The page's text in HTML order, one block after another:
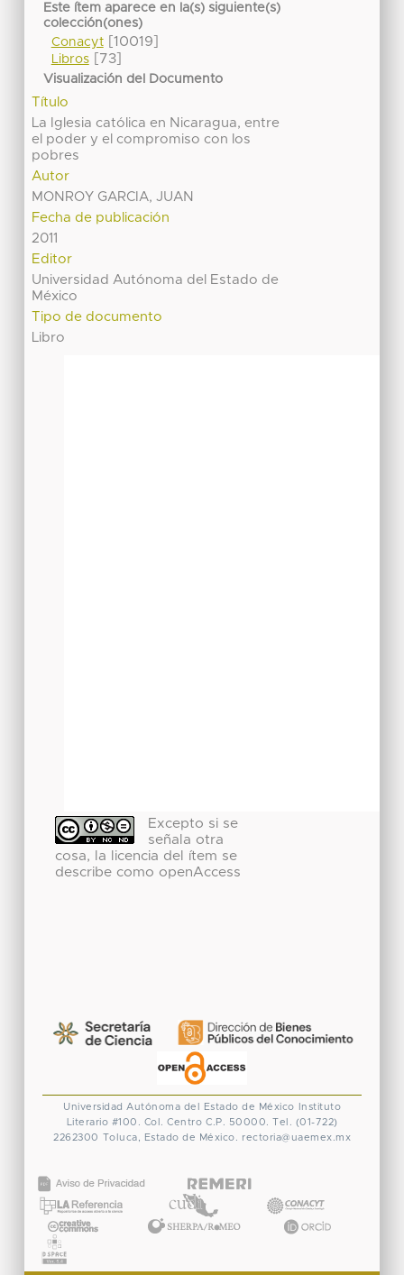
Este ítem aparece en la(s) siguiente(s)
colección(ones)
Conacyt[10019]
Libros[73]
Visualización del Documento
Título
La Iglesia católica en Nicaragua, entre
el poder y el compromiso con los
pobres
Autor
MONROY GARCIA, JUAN
Fecha de publicación
2011
Editor
Universidad Autónoma del Estado de
México
Tipo de documento
Libro
Excepto si se
señala otra
cosa, la licencia del ítem se
describe como openAccess
Universidad Autónoma del Estado de México
Instituto
Literario #100. Col. Centro C.P. 50000. Tel. (01-722)
2262300 Toluca, Estado de México. rectoria@uaemex.mx